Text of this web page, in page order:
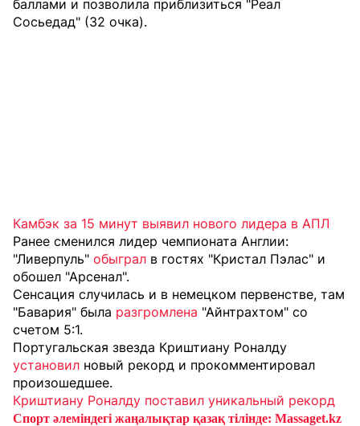
баллами и позволила приблизиться "Реал
Сосьедад" (32 очка).
Камбэк за 15 минут выявил нового лидера в АПЛ
Ранее сменился лидер чемпионата Англии:
"Ливерпуль" обыграл в гостях "Кристал Пэлас" и
обошел "Арсенал".
Сенсация случилась и в немецком первенстве, там
"Бавария" была разгромлена "Айнтрахтом" со
счетом 5:1.
Португальская звезда Криштиану Роналду
установил новый рекорд и прокомментировал
произошедшее.
Криштиану Роналду поставил уникальный рекорд
Спорт әлеміндегі жаңалықтар қазақ тілінде: Massaget.kz